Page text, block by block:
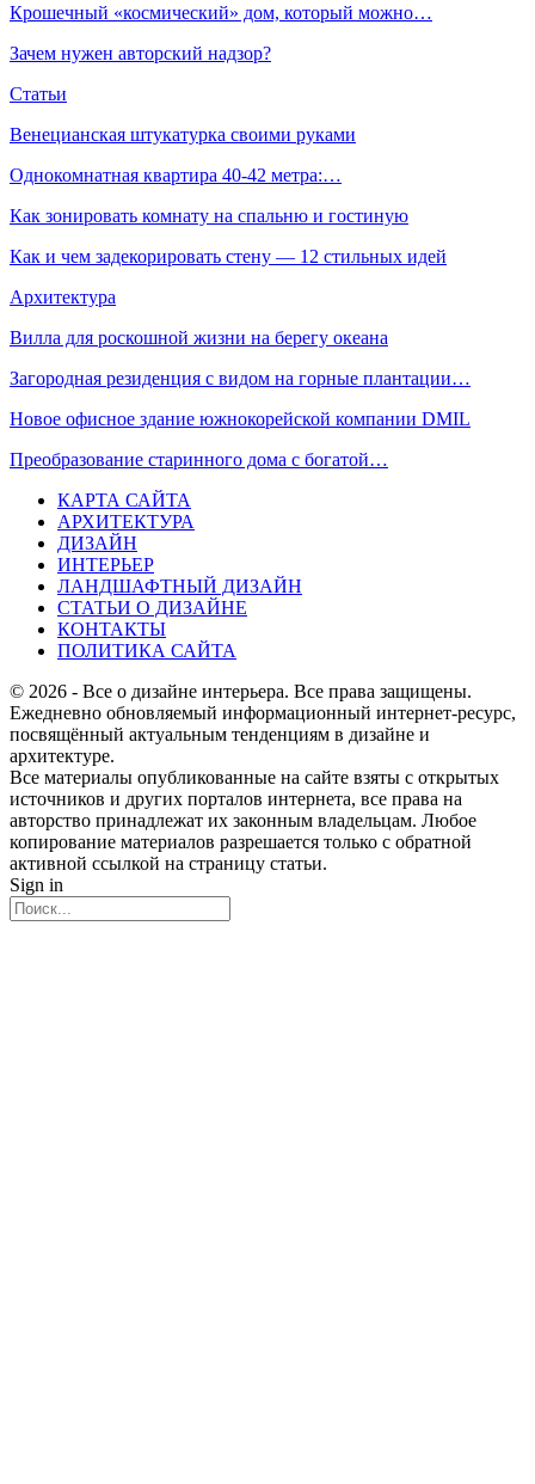
Крошечный «космический» дом, который можно…
Зачем нужен авторский надзор?
Статьи
Венецианская штукатурка своими руками
Однокомнатная квартира 40-42 метра:…
Как зонировать комнату на спальню и гостиную
Как и чем задекорировать стену — 12 стильных идей
Архитектура
Вилла для роскошной жизни на берегу океана
Загородная резиденция с видом на горные плантации…
Новое офисное здание южнокорейской компании DMIL
Преобразование старинного дома с богатой…
КАРТА САЙТА
АРХИТЕКТУРА
ДИЗАЙН
ИНТЕРЬЕР
ЛАНДШАФТНЫЙ ДИЗАЙН
СТАТЬИ О ДИЗАЙНЕ
КОНТАКТЫ
ПОЛИТИКА САЙТА
© 2026 - Все о дизайне интерьера. Все права защищены.
Ежедневно обновляемый информационный интернет-ресурс,
посвящённый актуальным тенденциям в дизайне и
архитектуре.
Все материалы опубликованные на сайте взяты с открытых
источников и других порталов интернета, все права на
авторство принадлежат их законным владельцам. Любое
копирование материалов разрешается только с обратной
активной ссылкой на страницу статьи.
Sign in